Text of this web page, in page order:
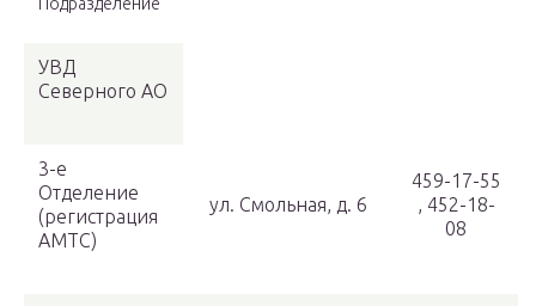
УВД
Северного АО
3-е
Отделение
(регистрация
АМТС)
ул. Смольная, д. 6
459-17-55
, 452-18-
08